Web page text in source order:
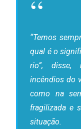
“Temos
qual é o
rio”, disse,
incêndios do
como na
fragilizada e
situação.